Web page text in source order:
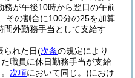
務が午後10時から翌日の午前
その割合に100分の25を加算
間外勤務手当として支給す
られた日(次条の規定により
職員に休日勤務手当が支給
次項において同じ。)におけ